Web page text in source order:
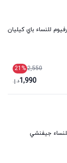
للنساء باي كيليان
2,550
21 %
1,990د.إ.
جيفنشي